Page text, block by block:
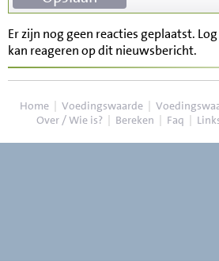
Er zijn nog geen reacties geplaatst.
kan reageren op dit nieuwsbericht.
Home | Voedingswaarde |
Over / Wie is? | Bereken | Faq |